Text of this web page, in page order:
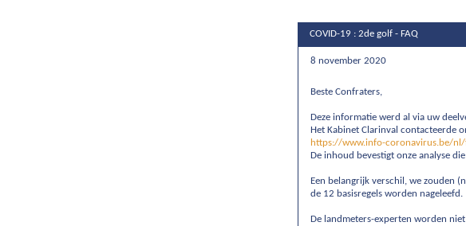
COVID-19 : 2de golf - FAQ
8 november 2020
Beste Confraters,
Deze informatie werd al via uw
Het Kabinet Clarinval contacteerde
https://www.info-coronavirus.be/
De inhoud bevestigt onze analyse
Een belangrijk verschil, we zouden
de 12 basisregels worden nageleefd.
De landmeters-experten worden